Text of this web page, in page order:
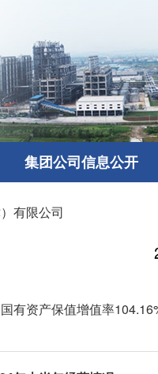
集团公司信息公开
有限公司
有资产保值增值率